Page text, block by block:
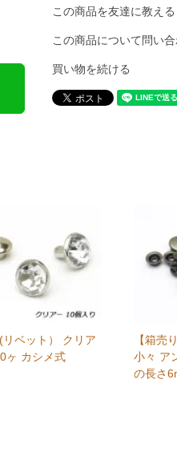
この商品を友達に教える
この商品について問い
買い物を続ける
リベット） クリア
ヶ カシメ式
【箱売
小々 ア
の長さ